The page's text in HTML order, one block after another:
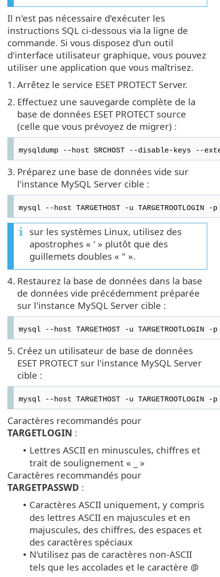
Il n'est pas nécessaire d'exécuter les
instructions SQL ci-dessous via la ligne de
commande. Si vous disposez d'un outil
d'interface utilisateur graphique, vous pouvez
utiliser une application que vous maîtrisez.
1. Arrêtez le service ESET PROTECT Server.
2. Effectuez une sauvegarde complète de la
base de données ESET PROTECT source
(celle que vous prévoyez de migrer) :
mysqldump --host SRCHOST --disable-keys --
3. Préparez une base de données vide sur
l'instance MySQL Server cible :
mysql --host TARGETHOST -u TARGETROOTLOGIN
sur les systèmes Linux, utilisez des
apostrophes « ' » plutôt que des
guillemets doubles « " ».
4. Restaurez la base de données dans la base
de données vide précédemment préparée
sur l'instance MySQL Server cible :
mysql --host TARGETHOST -u TARGETROOTLOGIN -p
5. Créez un utilisateur de base de données
ESET PROTECT sur l'instance MySQL Server
cible :
mysql --host TARGETHOST -u TARGETROOTLOGIN -
Caractères recommandés pour
TARGETLOGIN :
• Lettres ASCII en minuscules, chiffres et
trait de soulignement « _ »
Caractères recommandés pour
TARGETPASSWD :
• Caractères ASCII uniquement, y compris
des lettres ASCII en majuscules et en
majuscules, des chiffres, des espaces et
des caractères spéciaux
• N'utilisez pas de caractères non-ASCII
tels que les accolades et le caractère @